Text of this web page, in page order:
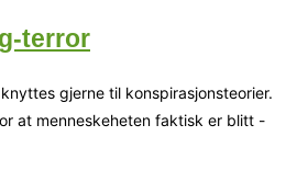
terror
gjerne til konspirasjonsteorier.
at menneskeheten faktisk er blitt -